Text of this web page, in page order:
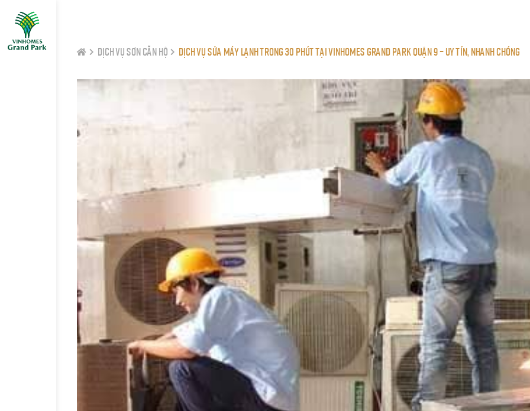
Dịch Vụ Sơn Căn Hộ Dịch Vụ Sửa Máy Lạnh Trong 30 Phút Tại Vinhomes Grand Park Quận 9 – Uy Tín, Nhanh Chóng